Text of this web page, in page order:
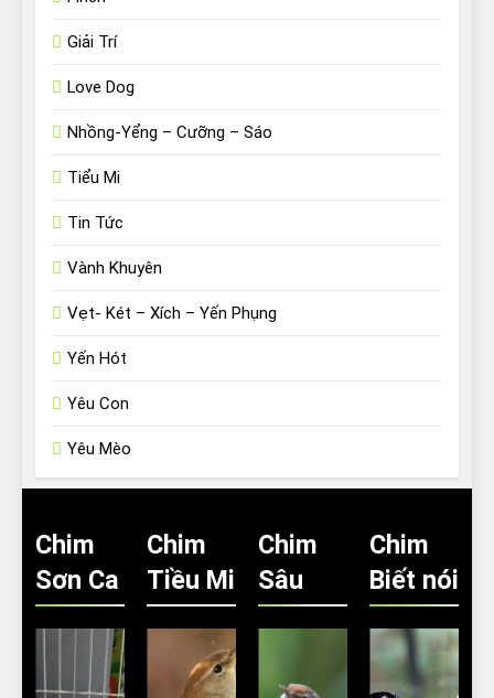
Giải Trí
Love Dog
Nhồng-Yểng – Cưỡng – Sáo
Tiểu Mi
Tin Tức
Vành Khuyên
Vẹt- Két – Xích – Yến Phụng
Yến Hót
Yêu Con
Yêu Mèo
Chim
Sơn Ca
Chim
Tiều Mi
Chim
Sâu
Chim
Biết nói